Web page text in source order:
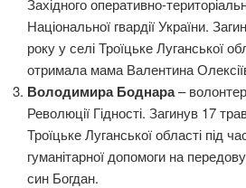
Західного оперативно-
Національної гвардії України.
року у селі Троїцьке Луганської
отримала мама Валентина
Володимира Боднара–
Революції Гідності. Загинув 17
Троїцьке Луганської області під
гуманітарної допомоги на
син Богдан.